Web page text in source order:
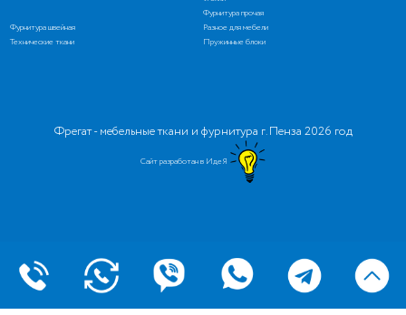
Фурнитура прочая
Фурнитура швейная
Разное для мебели
Технические ткани
Пружинные блоки
Фрегат - мебельные ткани и фурнитура г. Пенза 2026 год
Сайт разработан в ИдеЯ